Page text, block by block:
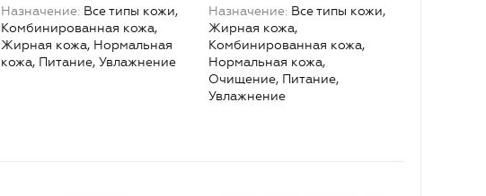
Назначение Все типы кожи,
Комбинированная кожа,
Жирная кожа, Нормальная
кожа, Питание, Увлажнение
Назначение Все типы кожи,
Жирная кожа,
Комбинированная кожа,
Нормальная кожа,
Очищение, Питание,
Увлажнение